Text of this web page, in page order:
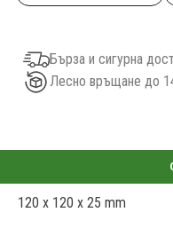
Бърза и сигурна
Лесно връщане до
120 x 120 x 25 mm